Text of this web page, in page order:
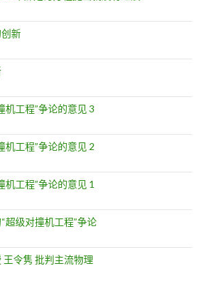
新
机工程”争论的意见 3
机工程”争论的意见 2
工程”争论的意见 1
超级对撞机工程”争论
令隽 批判主流物理